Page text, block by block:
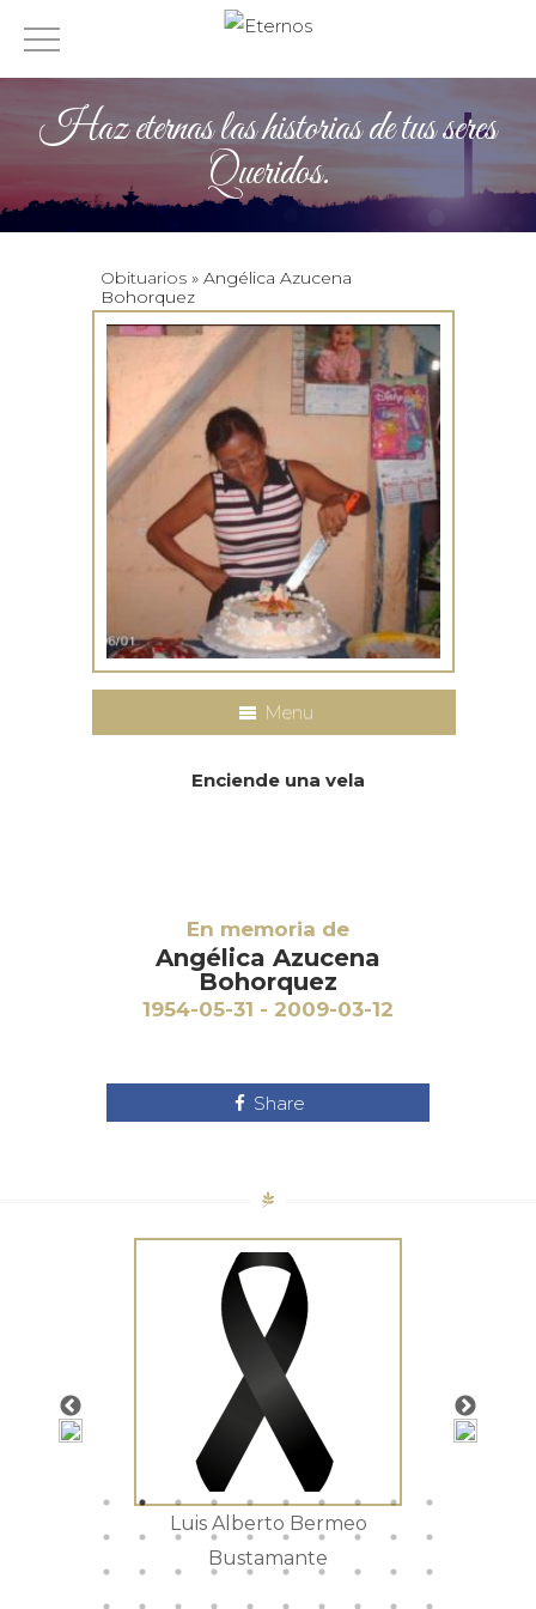
Haz eternas las historias de tus seres
Queridos.
Obituarios » Angélica Azucena
Bohorquez
Menu
Enciende una vela
En memoria de
Angélica Azucena
Bohorquez
1954-05-31 - 2009-03-12
Share
Luis Alberto Bermeo
Bustamante